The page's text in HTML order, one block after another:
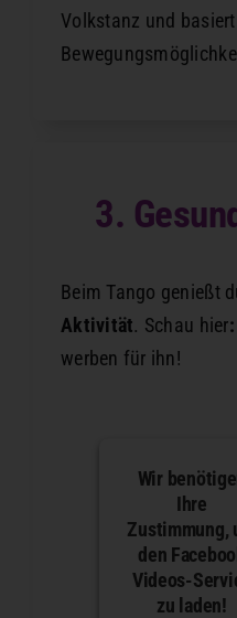
Volkstanz und
3.
Beim Tango genießt
Aktivität. Schau hier
werben für ihn!
Wir
Ihre
Zustimmung,
den
Videos-
zu laden!